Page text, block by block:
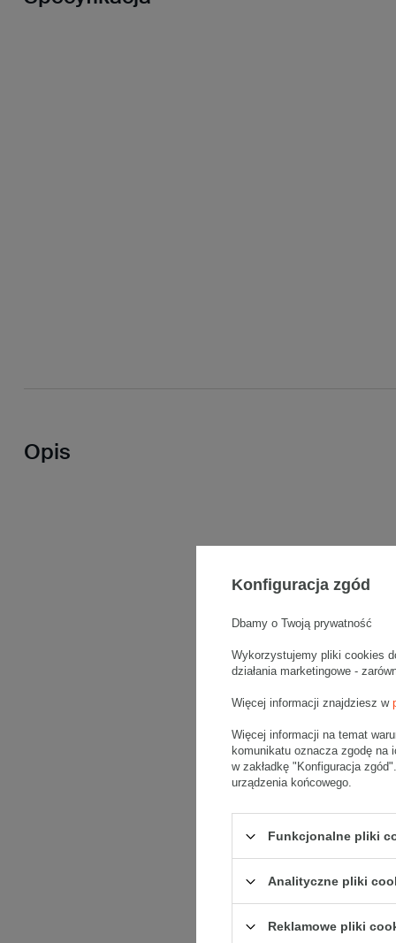
Opis
Konfiguracja zgód
Dbamy o Twoją prywatność
Wykorzystujemy pliki cookies
działania marketingowe -
Więcej informacji znajdziesz w
Więcej informacji na temat
komunikatu oznacza zgodę na
w zakładkę "Konfiguracja
urządzenia końcowego.
Funkcjonalne pliki
Analityczne pliki
Reklamowe pliki